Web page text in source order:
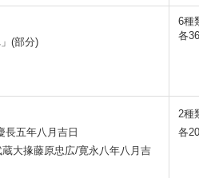
(部分)
6種
各
長五年八月吉日
大掾藤原忠広/寛永八年八月吉
2種
各